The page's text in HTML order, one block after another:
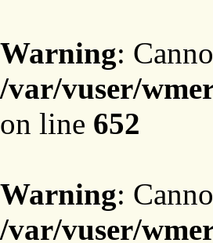
Warning:
/var/vuser/
on line 652
Warning:
/var/vuser/